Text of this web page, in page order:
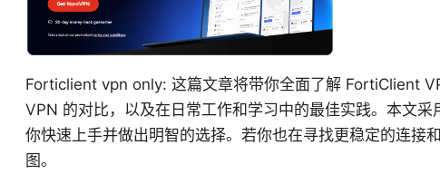
Forticlient vpn only: 这篇文章将带你全面了解 FortiClient
VPN 的对比，以及在日常工作和学习中的最佳实践。本文
你快速上手并做出明智的选择。若你也在寻找更稳定的连接
图。